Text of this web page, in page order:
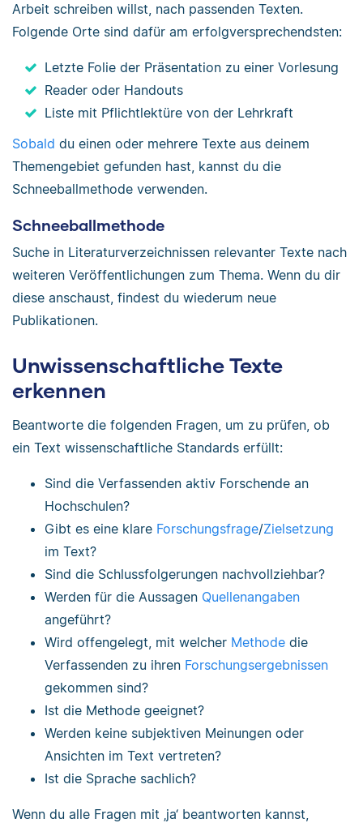
Arbeit schreiben willst, nach passenden Texten.
Folgende Orte sind dafür am erfolgversprechendsten:
Letzte Folie der Präsentation zu einer Vorlesung
Reader oder Handouts
Liste mit Pflichtlektüre von der Lehrkraft
Sobald du einen oder mehrere Texte aus deinem
Themengebiet gefunden hast, kannst du die
Schneeballmethode verwenden.
Schneeballmethode
Suche in Literaturverzeichnissen relevanter Texte nach
weiteren Veröffentlichungen zum Thema. Wenn du dir
diese anschaust, findest du wiederum neue
Publikationen.
Unwissenschaftliche Texte
erkennen
Beantworte die folgenden Fragen, um zu prüfen, ob
ein Text wissenschaftliche Standards erfüllt:
Sind die Verfassenden aktiv Forschende an
Hochschulen?
Gibt es eine klare Forschungsfrage/Zielsetzung
im Text?
Sind die Schlussfolgerungen nachvollziehbar?
Werden für die Aussagen Quellenangaben
angeführt?
Wird offengelegt, mit welcher Methode die
Verfassenden zu ihren Forschungsergebnissen
gekommen sind?
Ist die Methode geeignet?
Werden keine subjektiven Meinungen oder
Ansichten im Text vertreten?
Ist die Sprache sachlich?
Wenn du alle Fragen mit ‚ja‘ beantworten kannst,